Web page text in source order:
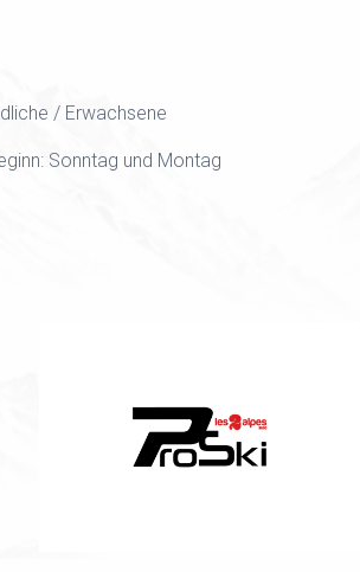
/ Erwachsene
Sonntag und Montag